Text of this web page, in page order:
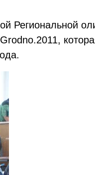
Региональной